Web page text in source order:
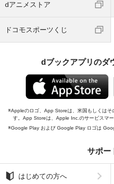
dアニメストア
ドコモスポーツくじ
dブックアプリのダ
Appleのロゴ、App Storeは、米国もしくは
す。App Storeは、Apple Inc.のサービスマー
Google Play および Google Play ロゴは
サポー
はじめての方へ